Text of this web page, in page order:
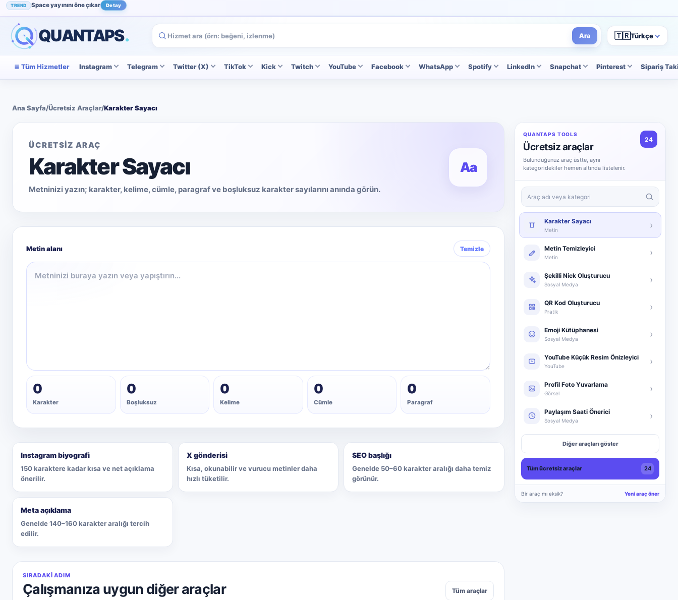
TREND Space yayınını öne çıkar Detay
POPÜLER Instagram beğenini artır İncele
QUANTAPS. Ara 🇹🇷Türkçe
Tüm Hizmetler Instagram Telegram Twitter (X) TikTok Kick Twitch YouTube Facebook WhatsApp Spotify LinkedIn Snapchat Pinterest Sipariş
Ana Sayfa/Ücretsiz Araçlar/Karakter Sayacı
ÜCRETSIZ ARAÇ
Karakter Sayacı
Metninizi yazın; karakter, kelime, cümle, paragraf ve boşluksuz karakter sayılarını anında görün.
Aa
Metin alanı Temizle
0
Karakter
0
Boşluksuz
0
Kelime
0
Cümle
0
Paragraf
Instagram biyografi
150 karaktere kadar kısa ve net açıklama
önerilir.
X gönderisi
Kısa, okunabilir ve vurucu metinler daha
hızlı tüketilir.
SEO başlığı
Genelde 50–60 karakter aralığı daha temiz
görünür.
Meta açıklama
Genelde 140–160 karakter aralığı tercih
edilir.
SIRADAKI ADIM
Çalışmanıza uygun diğer araçlar Tüm araçlar
QUANTAPS TOOLS
Ücretsiz araçlar
Bulunduğunuz araç üstte, aynı
kategoridekiler hemen altında listelenir.
24
Ücretsiz araçlarda ara
Karakter Sayacı
Metin ›
Metin Temizleyici
Metin ›
Şekilli Nick Oluşturucu
Sosyal Medya ›
QR Kod Oluşturucu
Pratik ›
Emoji Kütüphanesi
Sosyal Medya ›
YouTube Küçük Resim Önizleyici
YouTube ›
Profil Foto Yuvarlama
Görsel ›
Paylaşım Saati Önerici
Sosyal Medya ›
Diğer araçları göster
Tüm ücretsiz araçlar 24
Bir araç mı eksik? Yeni araç öner